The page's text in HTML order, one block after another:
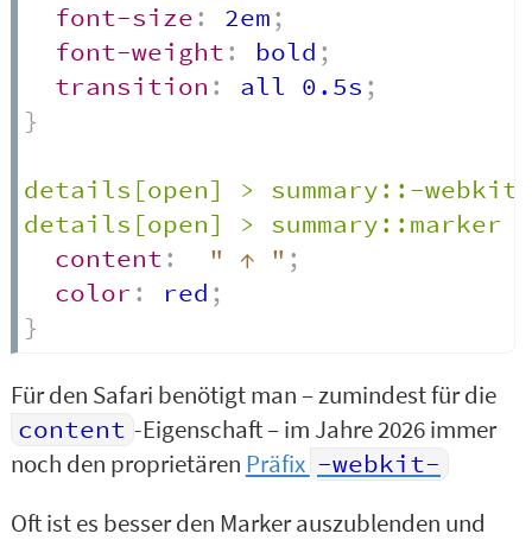
font-size: 2em;
font-weight: bold ;
transition : all 0.5s ;
}
details[open] > summary::-
details[open] > summary::marker
content: " ↑ " ;
color: red ;
}
Für den Safari benötigt man – zumindest für die
content -Eigenschaft – im Jahre 2026 immer
noch den proprietären Präfix -webkit-
Oft ist es besser den Marker auszublenden und